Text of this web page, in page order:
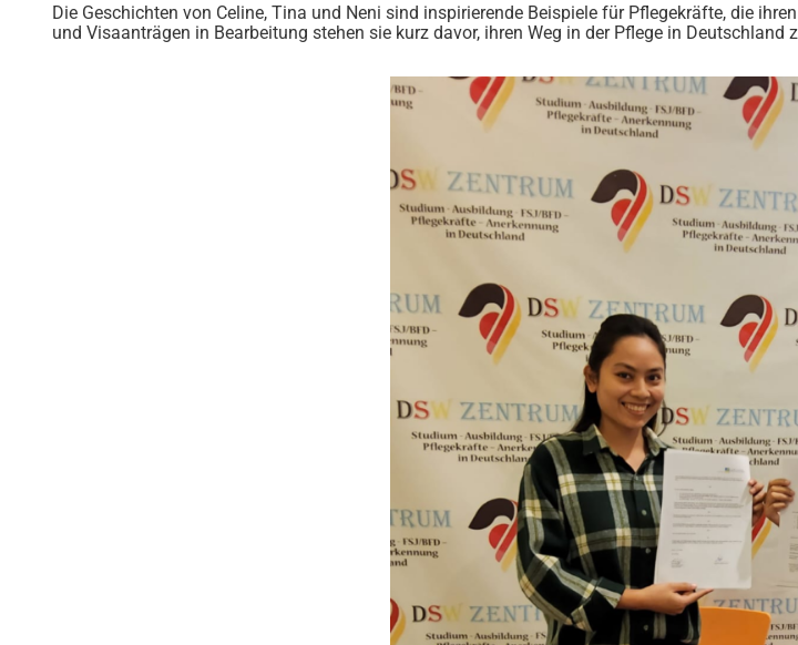
Die Geschichten von Celine, Tina und Neni sind inspirierende Beispiele für Pflegekräfte, die
und Visaanträgen in Bearbeitung stehen sie kurz davor, ihren Weg in der Pflege in Deutschland